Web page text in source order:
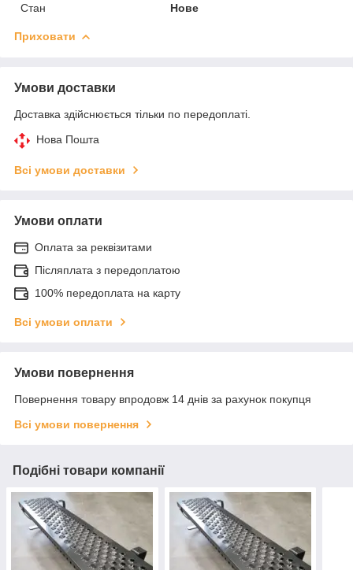
Стан
Нове
Приховати
Умови доставки
Доставка здійснюється тільки по передоплаті.
Нова Пошта
Всі умови доставки
Умови оплати
Оплата за реквізитами
Післяплата з передоплатою
100% передоплата на карту
Всі умови оплати
Умови повернення
Повернення товару впродовж 14 днів за рахунок покупця
Всі умови повернення
Подібні товари компанії